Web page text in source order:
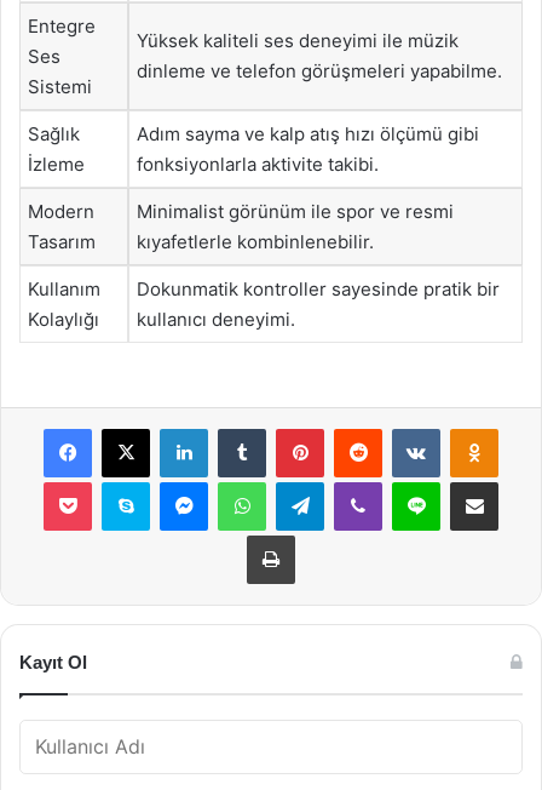
Entegre
Ses
Sistemi
Yüksek kaliteli ses deneyimi ile müzik
dinleme ve telefon görüşmeleri yapabilme.
Sağlık
İzleme
Adım sayma ve kalp atış hızı ölçümü gibi
fonksiyonlarla aktivite takibi.
Modern
Tasarım
Minimalist görünüm ile spor ve resmi
kıyafetlerle kombinlenebilir.
Kullanım
Kolaylığı
Dokunmatik kontroller sayesinde pratik bir
kullanıcı deneyimi.
Facebook
X LinkedInTumblr PinterestReddit VKontakte
Pocket Skype MessengerWhatsAppTelegramViber Line E-Posta ile
Yazdır
Kayıt Ol